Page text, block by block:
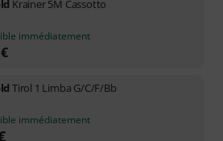
Krainer 5M Cassotto
immédiatement
€
Tirol 1 Limba G/C/F/Bb
immédiatement